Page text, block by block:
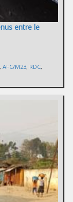
entre le
, AFC/M23, RDC,